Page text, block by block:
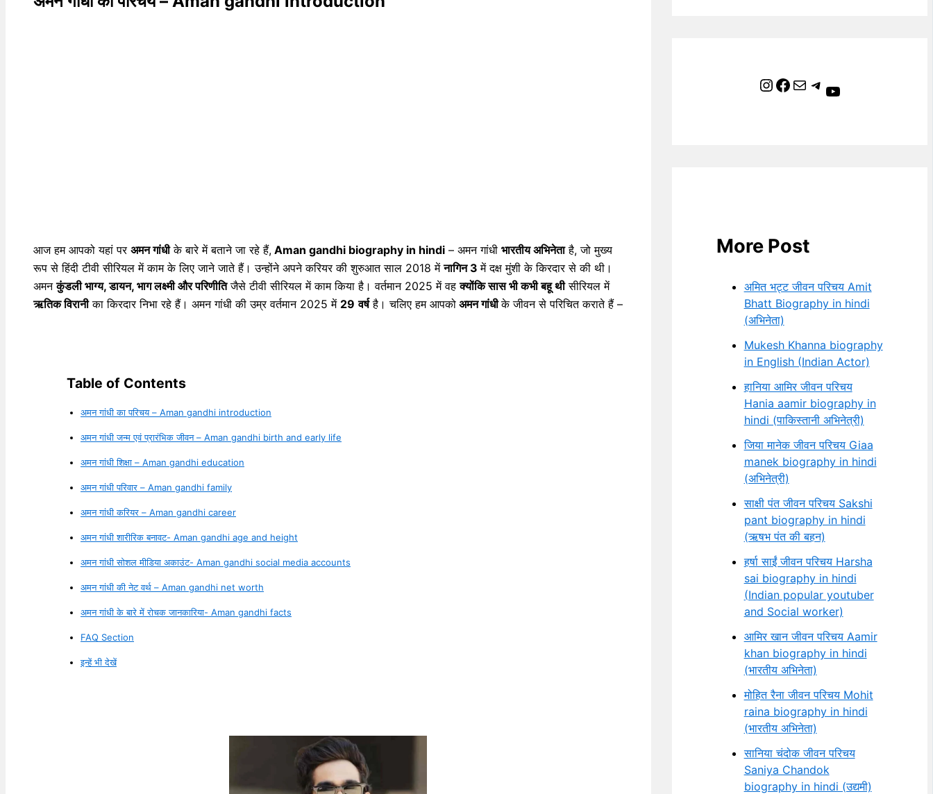
आज हम आपको यहां पर अमन गांधीके बारे में बताने जा रहे हैं, Aman gandhi biography in hindi – अमन गांधी भारतीय अभिनेताहै, जो मुख्य
रूप से हिंदी टीवी सीरियल में काम के लिए जाने जाते हैं। उन्होंने अपने करियर की शुरुआत साल 2018 मेंनागिन 3में दक्ष मुंशी के किरदार से की थी।
अमनकुंडली भाग्य, डायन, भाग लक्ष्मी और परिणीतिजैसे टीवी सीरियल में काम किया है। वर्तमान 2025 में वहक्योंकि सास भी कभी बहू थीसीरियल में
ऋतिक विरानीका किरदार निभा रहे हैं। अमन गांधी की उम्र वर्तमान 2025 में 29 वर्षहै। चलिए हम आपको अमन गांधीके जीवन से परिचित कराते हैं –
Table of Contents
अमन गांधी का परिचय – Aman gandhi introduction
अमन गांधी जन्म एवं प्रारंभिक जीवन – Aman gandhi birth and early life
अमन गांधी शिक्षा – Aman gandhi education
अमन गांधी परिवार – Aman gandhi family
अमन गांधी करियर – Aman gandhi career
अमन गांधी शारीरिक बनावट- Aman gandhi age and height
अमन गांधी सोशल मीडिया अकाउंट- Aman gandhi social media accounts
अमन गांधी की नेट वर्थ – Aman gandhi net worth
अमन गांधी के बारे में रोचक जानकारिया- Aman gandhi facts
FAQ Section
इन्हें भी देखें
Instagram Facebook Mail Telegram YouTube
More Post
अमित भट्ट जीवन परिचय Amit
Bhatt Biography in hindi
(अभिनेता)
Mukesh Khanna biography
in English (Indian Actor)
हानिया आमिर जीवन परिचय
Hania aamir biography in
hindi (पाकिस्तानी अभिनेत्री)
जिया मानेक जीवन परिचय Giaa
manek biography in hindi
(अभिनेत्री)
साक्षी पंत जीवन परिचय Sakshi
pant biography in hindi
(ऋषभ पंत की बहन)
हर्षा साईं जीवन परिचय Harsha
sai biography in hindi
(Indian popular youtuber
and Social worker)
आमिर खान जीवन परिचय Aamir
khan biography in hindi
(भारतीय अभिनेता)
मोहित रैना जीवन परिचय Mohit
raina biography in hindi
(भारतीय अभिनेता)
सानिया चंदोक जीवन परिचय
Saniya Chandok
biography in hindi (उद्यमी)